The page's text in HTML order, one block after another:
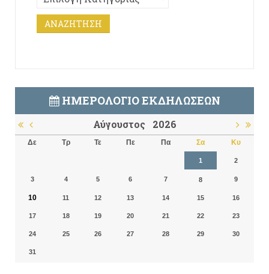
ΗΜΕΡΟΛΌΓΙΟ ΕΚΔΗΛΏΣΕΩΝ
Αύγουστος 2026
Δε Τρ Τε Πε Πα Σα Κυ
1 2
3 4 5 6 7 8 9
10 11 12 13 14 15 16
17 18 19 20 21 22 23
24 25 26 27 28 29 30
31